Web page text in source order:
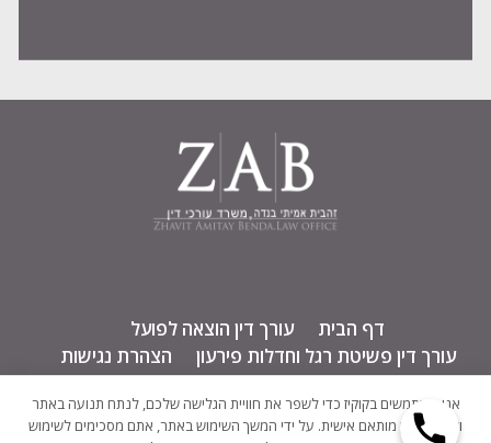
דף הבית
עורך דין הוצאה לפועל
עורך דין פשיטת רגל וחדלות פירעון
הצהרת נגישות
צור קשר
Phone
אנו משתמשים בקוקיז כדי לשפר את חוויית הגלישה שלכם, לנתח תנועה באתר
ולספק תוכן מותאם אישית. על ידי המשך השימוש באתר, אתם מסכימים לשימוש